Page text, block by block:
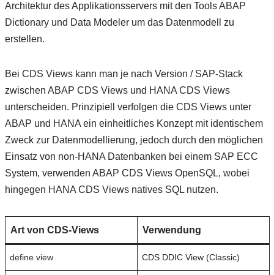
Architektur des Applikationsservers mit den Tools ABAP
Dictionary und Data Modeler um das Datenmodell zu
erstellen.
Bei CDS Views kann man je nach Version / SAP-Stack
zwischen ABAP CDS Views und HANA CDS Views
unterscheiden. Prinzipiell verfolgen die CDS Views unter
ABAP und HANA ein einheitliches Konzept mit identischem
Zweck zur Datenmodellierung, jedoch durch den möglichen
Einsatz von non-HANA Datenbanken bei einem SAP ECC
System, verwenden ABAP CDS Views OpenSQL, wobei
hingegen HANA CDS Views natives SQL nutzen.
Art von CDS-Views Verwendung
define view CDS DDIC View (Classic)